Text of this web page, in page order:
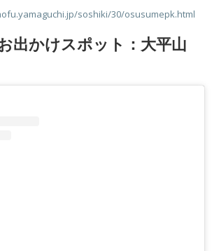
soshiki/30/osusumepk.html
出かけスポット：大平山